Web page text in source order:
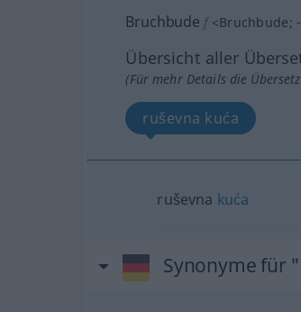
Bruchbude f <Bruchbude;
Übersicht aller
(Für mehr Details die
ruševna kuća
ruševna kuća
Synonyme für